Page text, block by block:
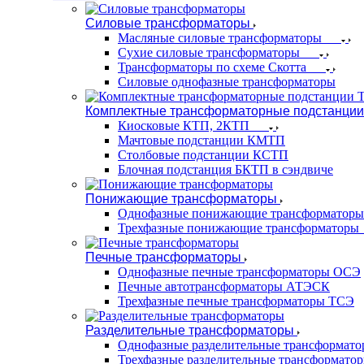
Силовые трансформаторы
Масляные силовые трансформаторы
Сухие силовые трансформаторы
Трансформаторы по схеме Скотта
Силовые однофазные трансформаторы
Комплектные трансформаторные
Киосковые КТП, 2КТП
Мачтовые подстанции КМТП
Столбовые подстанции КСТП
Блочная подстанция БКТП в сэндвиче
Понижающие трансформаторы
Однофазные понижающие трансформаторы
Трехфазные понижающие трансформаторы
Печные трансформаторы
Однофазные печные трансформаторы ОСЭ
Печные автотрансформаторы АТЭСК
Трехфазные печные трансформаторы ТСЭ
Разделительные трансформаторы
Однофазные разделительные
Трехфазные разделительные